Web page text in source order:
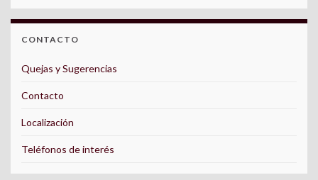
CONTACTO
Quejas y Sugerencias
Contacto
Localización
Teléfonos de interés